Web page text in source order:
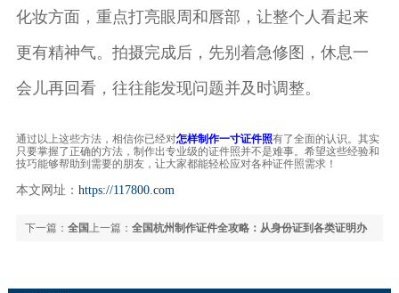
化妆方面，重点打亮眼周和唇部，让整个人看起来
更有精神气。拍摄完成后，先别着急修图，休息一
会儿再回看，往往能发现问题并及时调整。
通过以上这些方法，相信你已经对怎样制作一寸证件照有了全面的认识。其实
只要掌握了正确的方法，制作出专业级的证件照并不是难事。希望这些经验和
技巧能够帮助到需要的朋友，让大家都能轻松应对各种证件照需求！
本文网址： https://117800.com
上一篇：全国杭州制作证件全攻略：从身份证到各类证明办
下一篇： 全国